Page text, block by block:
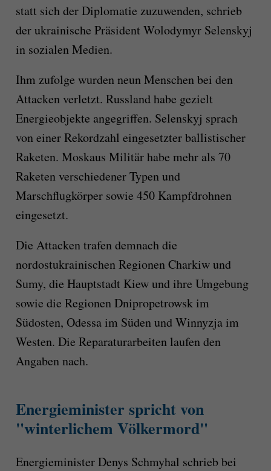
statt sich der Diplomatie zuzuwenden, schrieb
der ukrainische Präsident Wolodymyr Selenskyj
in sozialen Medien.
Ihm zufolge wurden neun Menschen bei den
Attacken verletzt. Russland habe gezielt
Energieobjekte angegriffen. Selenskyj sprach
von einer Rekordzahl eingesetzter ballistischer
Raketen. Moskaus Militär habe mehr als 70
Raketen verschiedener Typen und
Marschflugkörper sowie 450 Kampfdrohnen
eingesetzt.
Die Attacken trafen demnach die
nordostukrainischen Regionen Charkiw und
Sumy, die Hauptstadt Kiew und ihre Umgebung
sowie die Regionen Dnipropetrowsk im
Südosten, Odessa im Süden und Winnyzja im
Westen. Die Reparaturarbeiten laufen den
Angaben nach.
Energieminister spricht von
"winterlichem Völkermord"
Energieminister Denys Schmyhal schrieb bei